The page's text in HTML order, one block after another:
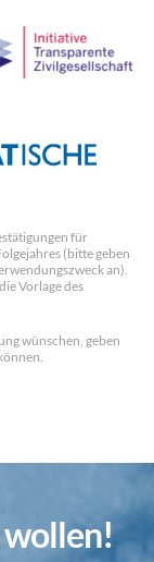
für
(bitte geben
an).
Vorlage des
wünschen, geben
wollen!